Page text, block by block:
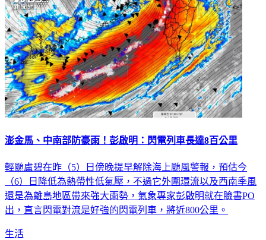
澎金馬、中南部防豪雨！彭啟明：閃電列車長達8百公里
輕颱盧碧在昨（5）日傍晚提早解除海上颱風警報，預估今
（6）日降低為熱帶性低氣壓，不過它外圍環流以及西南季風
還是為離島地區帶來強大雨勢，氣象專家彭啟明就在臉書PO
出，直言閃電對流是好強的閃電列車，將近800公里。
生活